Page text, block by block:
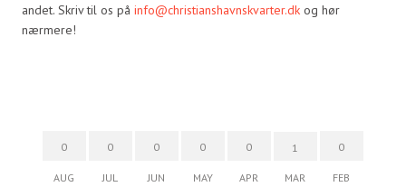
andet. Skriv til os på info@christianshavnskvarter.dk og hør
nærmere!
0
AUG
0
JUL
0
JUN
0
MAY
0
APR
1
MAR
0
FEB